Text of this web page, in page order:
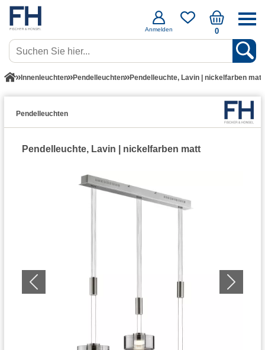
Anmelden 0
Innenleuchten Pendelleuchten Pendelleuchte, Lavin | nickelfarben matt
Pendelleuchten
Pendelleuchte, Lavin | nickelfarben matt